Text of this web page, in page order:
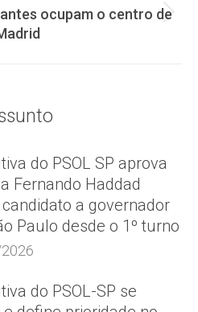
Próximo
post:
ocupam o centro de
do PSOL SP aprova
Fernando Haddad
a governador
Paulo desde o 1º turno
do PSOL-SP se